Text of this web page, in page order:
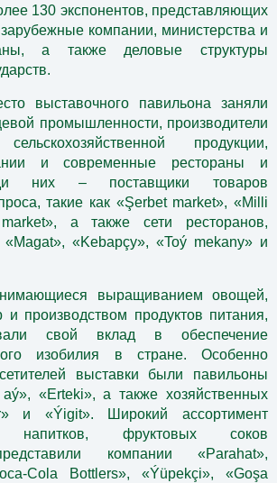
130 экспонентов, представляющих
компании, министерства и
а также деловые структуры
выставочного павильона заняли
промышленности, производители
продукции,
и современные рестораны и
них – поставщики товаров
такие как «Şerbet market», «Milli
а также сети ресторанов,
«Kebapçy», «Toý mekany» и
выращиванием овощей,
и производством продуктов питания,
свой вклад в обеспечение
изобилия в стране. Особенно
выставки были павильоны
«Erteki», а также хозяйственных
и «Ýigit». Широкий ассортимент
напитков, фруктовых соков
компании «Parahat»,
Cola Bottlers», «Ýüpekçi», «Goşa